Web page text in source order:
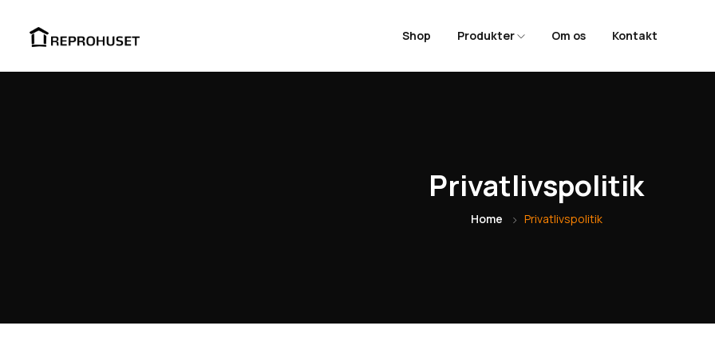
Shop Produkter Om os Kontakt
Privatlivspolitik
Home Privatlivspolitik